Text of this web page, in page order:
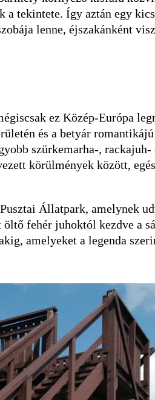
a tekintete. Így aztán egy
lenne, éjszakánként
ez Közép-Európa
és a betyár
szürkemarha-, rackajuh-
körülmények között,
Állatpark, amelynek
fehér juhoktól kezdve a
amelyeket a legenda